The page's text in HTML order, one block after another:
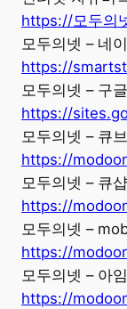
https://모두의
모두의넷 – 네
https://
모두의넷 – 구
https://
모두의넷 – 큐브
https://
모두의넷 – 큐샵
https://
모두의넷 –
https://
모두의넷 – 아
https://